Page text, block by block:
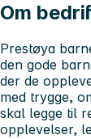
Om
Prestøya
den gode
der de
med trygge,
skal legge til
opplevelser,